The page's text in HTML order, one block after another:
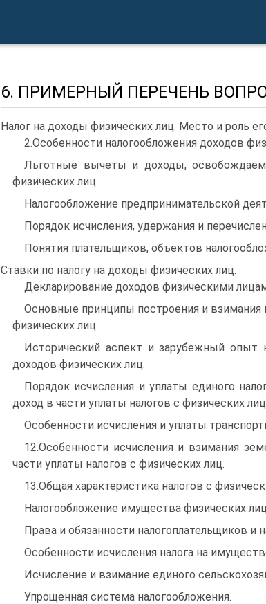
6. ПРИМЕРНЫЙ ПЕРЕЧЕНЬ
Налог на доходы физических лиц. Место и роль
2.Особенности налогообложения доходов
Льготные вычеты и доходы,
физических лиц.
Налогообложение предпринимательской
Порядок исчисления, удержания и
Понятия плательщиков, объектов
Ставки по налогу на доходы физических лиц.
Декларирование доходов физическими
Основные принципы построения и взимания
физических лиц.
Исторический аспект и зарубежный опыт
доходов физических лиц.
Порядок исчисления и уплаты единого
доход в части уплаты налогов с физических
Особенности исчисления и уплаты
12.Особенности исчисления и взимания
части уплаты налогов с физических лиц.
13.Общая характеристика налогов с
Налогообложение имущества физических
Права и обязанности налогоплательщиков и
Особенности исчисления налога на
Исчисление и взимание единого
Упрощенная система налогообложения.